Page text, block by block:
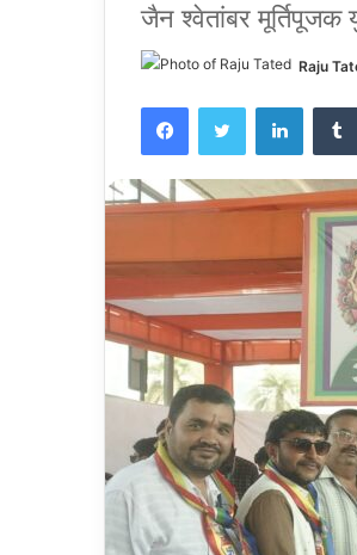
जैन श्वेतांबर
Raju